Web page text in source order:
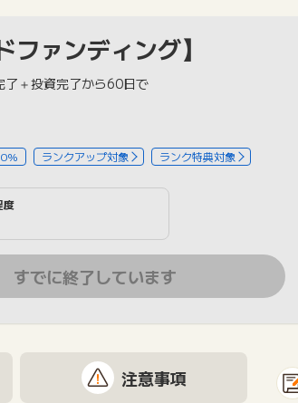
ァンディング】
了＋投資完了から60日で
ランクアップ対象 ランク特典対象
度
すでに終了しています
注意事項